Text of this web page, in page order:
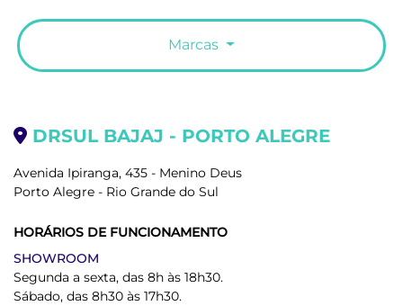
Marcas
DRSUL BAJAJ - PORTO ALEGRE
Avenida Ipiranga, 435 - Menino Deus
Porto Alegre - Rio Grande do Sul
HORÁRIOS DE FUNCIONAMENTO
SHOWROOM
Segunda a sexta, das 8h às 18h30.
Sábado, das 8h30 às 17h30.